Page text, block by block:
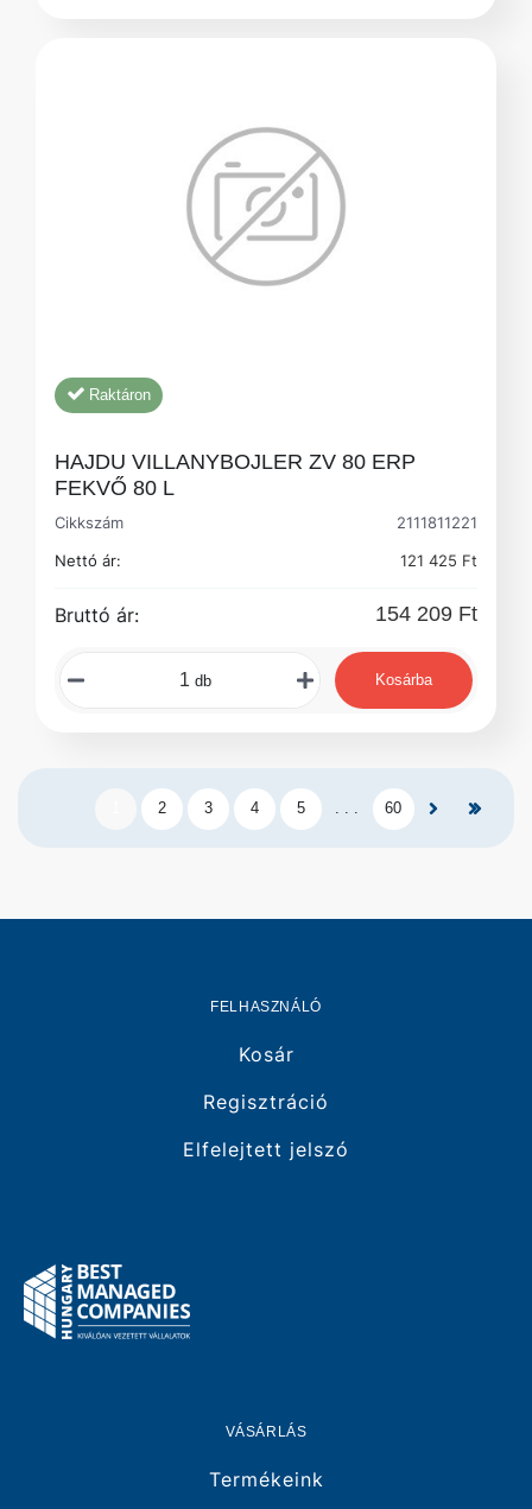
Raktáron
HAJDU VILLANYBOJLER ZV 80 ERP
FEKVŐ 80 L
Cikkszám
2111811221
Nettó ár:
121 425 Ft
Bruttó ár: 154 209 Ft
db Kosárba
2 3 4 5 . . . 60
FELHASZNÁLÓ
Kosár
Regisztráció
Elfelejtett jelszó
VÁSÁRLÁS
Termékeink